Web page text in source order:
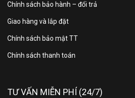
Phát bản nhạc của
sạc thiết bị của bạn
Âm nhạc trực tiếp từ thiết bị lưu trữ
Chính sách bảo hành – đổi trả
Giao hàng và lắp đặt
Chính sách bảo mật TT
Chính sách thanh toán
TƯ VẤN MIỄN PHÍ (24/7)